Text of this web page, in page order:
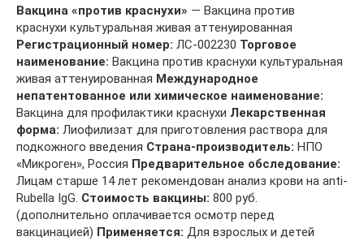
Вакцина «против краснухи» — Вакцина против
краснухи культуральная живая аттенуированная
Регистрационный номер: ЛС-002230 Торговое
наименование: Вакцина против краснухи культуральная
живая аттенуированная Международное
непатентованное или химическое наименование:
Вакцина для профилактики краснухи Лекарственная
форма: Лиофилизат для приготовления раствора для
подкожного введения Страна-производитель: НПО
«Микроген», Россия Предварительное обследование:
Лицам старше 14 лет рекомендован анализ крови на anti-
Rubella IgG. Стоимость вакцины: 800 руб.
(дополнительно оплачивается осмотр перед
вакцинацией) Применяется: Для взрослых и детей